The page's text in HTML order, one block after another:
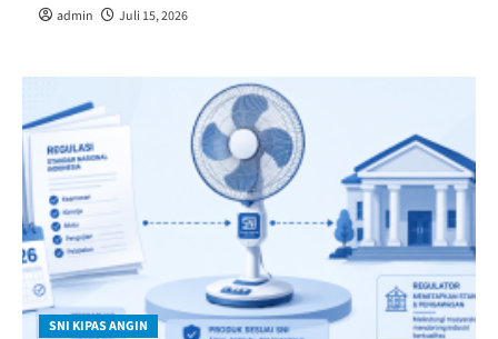
admin Juli 15, 2026
SNI KIPAS ANGIN